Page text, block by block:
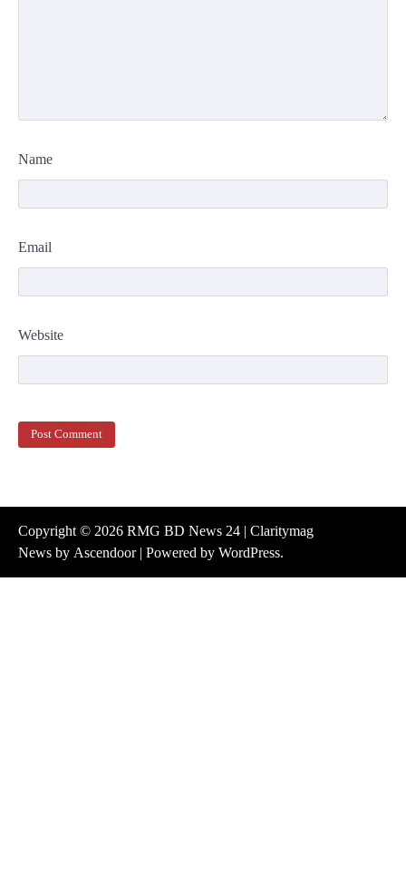
Name
Email
Website
Copyright © 2026 RMG BD News 24 | Claritymag
News by Ascendoor| Powered by WordPress.